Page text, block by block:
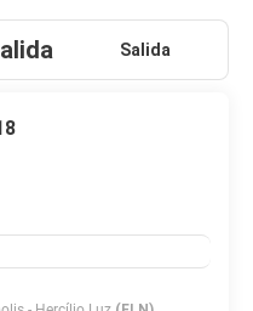
Salida